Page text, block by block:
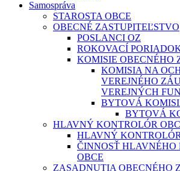
Samospráva
STAROSTA OBCE
OBECNÉ ZASTUPITEĽSTVO
POSLANCI OZ
ROKOVACÍ
KOMISIE OBECNÉHO
KOMISIA NA
VEREJNÉHO
VEREJNÝCH
BYTOVÁ
BYTOVÁ
HLAVNÝ KONTROLÓR
HLAVNÝ
ČINNOSŤ HLAVNÉHO
OBCE
ZASADNUTIA OBECNÉHO